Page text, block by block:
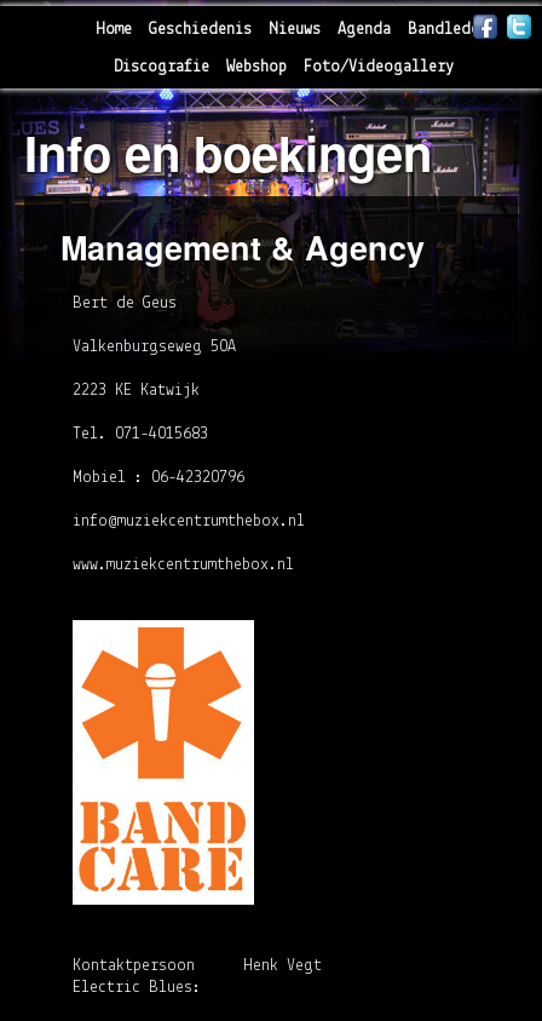
Home Geschiedenis Nieuws Agenda Bandleden
Discografie Webshop Foto/Videogallery
Info en boekingen
Management & Agency
Bert de Geus
Valkenburgseweg 50A
2223 KE Katwijk
Tel. 071-4015683
Mobiel : 06-42320796
info@muziekcentrumthebox.nl
www.muziekcentrumthebox.nl
Kontaktpersoon
Electric Blues:
Henk Vegt